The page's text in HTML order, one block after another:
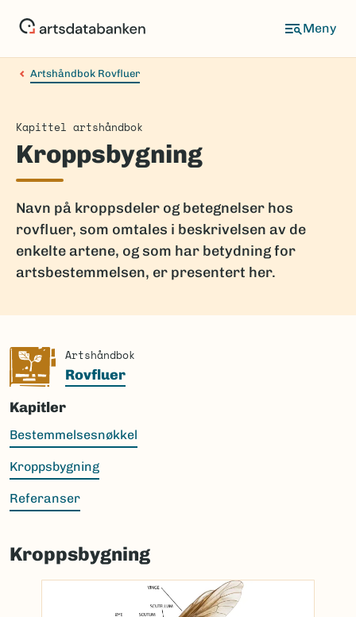
Artshåndbok Rovfluer
Kapittel artshåndbok
Kroppsbygning
Navn på kroppsdeler og betegnelser hos
rovfluer, som omtales i beskrivelsen av de
enkelte artene, og som har betydning for
artsbestemmelsen, er presentert her.
Artshåndbok
Rovfluer
Kapitler
Bestemmelsesnøkkel
Kroppsbygning
Referanser
Kroppsbygning